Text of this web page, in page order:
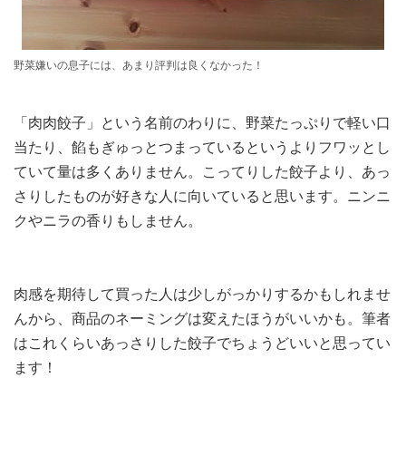
野菜嫌いの息子には、あまり評判は良くなかった！
「肉肉餃子」という名前のわりに、野菜たっぷりで軽い口
当たり、餡もぎゅっとつまっているというよりフワッとし
ていて量は多くありません。こってりした餃子より、あっ
さりしたものが好きな人に向いていると思います。ニンニ
クやニラの香りもしません。
肉感を期待して買った人は少しがっかりするかもしれませ
んから、商品のネーミングは変えたほうがいいかも。筆者
はこれくらいあっさりした餃子でちょうどいいと思ってい
ます！